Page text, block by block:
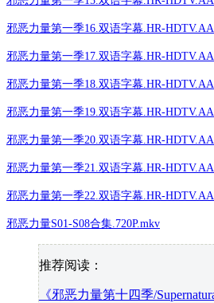
邪恶力量第一季16.双语字幕.HR-
邪恶力量第一季17.双语字幕.HR-
邪恶力量第一季18.双语字幕.HR-
邪恶力量第一季19.双语字幕.HR-
邪恶力量第一季20.双语字幕.HR-
邪恶力量第一季21.双语字幕.HR-
邪恶力量第一季22.双语字幕.HR-
邪恶力量S01-S08合集.720P.mkv
推荐阅读：
《邪恶力量第十四季/